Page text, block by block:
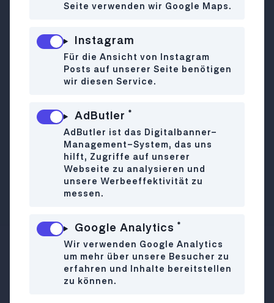
Dieser Stand am Urban-Loritz-Platz zeigt,
auf köstliche Hotdog-Spezialitäten
verzichten muss. Denn hier können Bosna
und Hotdog neben der altbekannten
Fleisch-Variante auch mit veganen
Jetzt noch das Ergebnis im knusprig-
zarten Laugen-Bun mit einer Cola plus
einer Beilage wie Fries mit
hausgemachten Saucen oder Coleslaw
ergänzen und der Traum-Imbiss ist
komplett. Foto: © goodnight.at
Urban-Loritz-Platz
1070 Wien
Seite verwenden wir Google Maps.
Instagram
Für die Ansicht von Instagram
Posts auf unserer Seite benötigen
wir diesen Service.
AdButler *
AdButler ist das Digitalbanner-
Management-System, das uns
hilft, Zugriffe auf unserer
Webseite zu analysieren und
unsere Werbeeffektivität zu
messen.
Google Analytics *
Wir verwenden Google Analytics
um mehr über unsere Besucher zu
erfahren und Inhalte bereitstellen
zu können.